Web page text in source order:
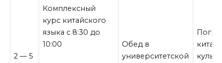
2 — 5
Комплексный
курс китайского
языка с 8:30 до
10:00
Обед в
университетской